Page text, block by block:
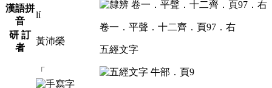
漢語拼
音
lí
研 訂
者
黃沛榮
「
卷一．平聲．十二齊．頁97．右
五經文字